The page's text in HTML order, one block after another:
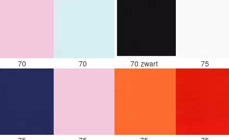
70 70 70 zwart 75